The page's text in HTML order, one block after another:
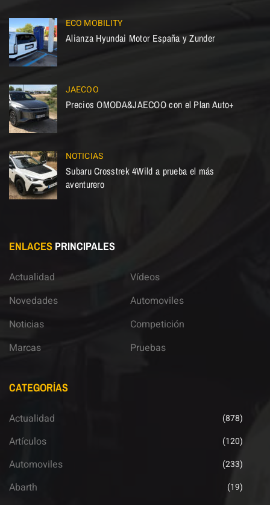
ECO MOBILITY
Alianza Hyundai Motor España y Zunder
JAECOO
Precios OMODA&JAECOO con el Plan Auto+
NOTICIAS
Subaru Crosstrek 4Wild a prueba el más
aventurero
ENLACES PRINCIPALES
Actualidad
Novedades
Noticias
Marcas
Vídeos
Automoviles
Competición
Pruebas
CATEGORÍAS
Actualidad (878)
Artículos (120)
Automoviles (233)
Abarth (19)